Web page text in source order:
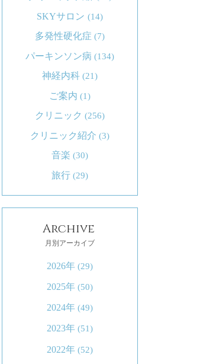
SKYサロン (14)
多発性硬化症 (7)
パーキンソン病 (134)
神経内科 (21)
ご案内 (1)
クリニック (256)
クリニック紹介 (3)
音楽 (30)
旅行 (29)
Archive
月別アーカイブ
2026年 (29)
2025年 (50)
2024年 (49)
2023年 (51)
2022年 (52)